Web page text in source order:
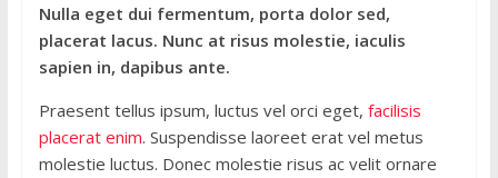
Nulla eget dui fermentum, porta dolor sed,
placerat lacus. Nunc at risus molestie, iaculis
sapien in, dapibus ante.
Praesent tellus ipsum, luctus vel orci eget, facilisis
placerat enim. Suspendisse laoreet erat vel metus
molestie luctus. Donec molestie risus ac velit ornare